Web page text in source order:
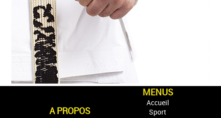
A PROPOS
MENUS
Accueil
Sport